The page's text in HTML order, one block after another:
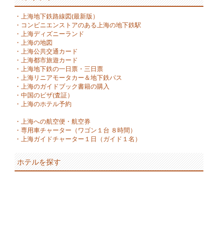
・ 上海地下鉄路線図(最新版）
・ コンビニエンストアのある上海の地下鉄駅
・ 上海ディズニーランド
・ 上海の地図
・ 上海公共交通カード
・ 上海都市旅遊カード
・ 上海地下鉄の一日票・三日票
・ 上海リニアモータカー＆地下鉄パス
・ 上海のガイドブック書籍の購入
・ 中国のビザ(査証）
・ 上海のホテル予約
・ 上海への航空便・航空券
・ 専用車チャーター（ワゴン１台 ８時間）
・ 上海ガイドチャーター１日（ガイド１名）
ホテルを探す